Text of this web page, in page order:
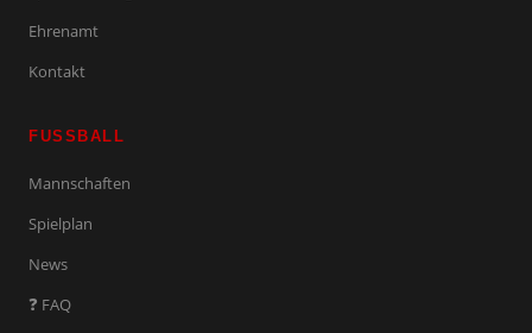
Ehrenamt
Kontakt
FUSSBALL
Mannschaften
Spielplan
News
❓ FAQ